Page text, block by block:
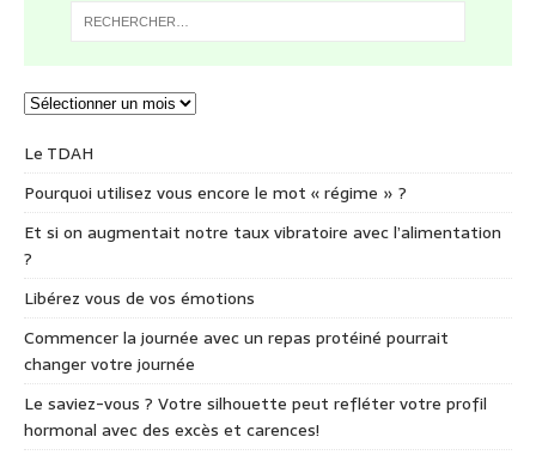
Le TDAH
Pourquoi utilisez vous encore le mot « régime » ?
Et si on augmentait notre taux vibratoire avec l’alimentation
?
Libérez vous de vos émotions
Commencer la journée avec un repas protéiné pourrait
changer votre journée
Le saviez-vous ? Votre silhouette peut refléter votre profil
hormonal avec des excès et carences!